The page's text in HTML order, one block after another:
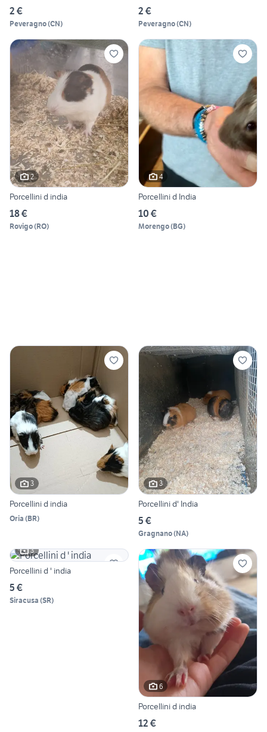
2 €
Peveragno(CN)
2 €
Peveragno(CN)
2
Porcellini d india
18 €
Rovigo(RO)
4
Porcellini d India
10 €
Morengo(BG)
3
Porcellini d india
Oria (BR)
3
Porcellini d' India
5 €
Gragnano(NA)
3
Porcellini d ' india
5 €
Siracusa (SR)
6
Porcellini d india
12 €